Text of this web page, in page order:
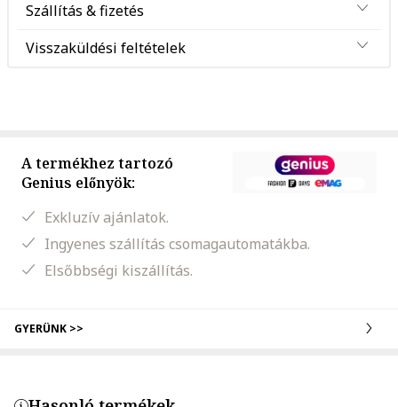
Szállítás & fizetés
Visszaküldési feltételek
A termékhez tartozó
Genius előnyök:
Exkluzív ajánlatok.
Ingyenes szállítás csomagautomatákba.
Elsőbbségi kiszállítás.
GYERÜNK >>